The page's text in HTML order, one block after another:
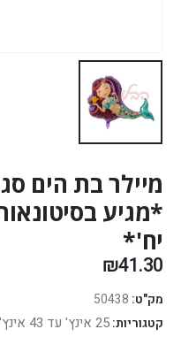
יח'*
₪41.30
מק"ט: 50438
קטגוריות: 25 אינץ' עד 43 אינץ' כללי